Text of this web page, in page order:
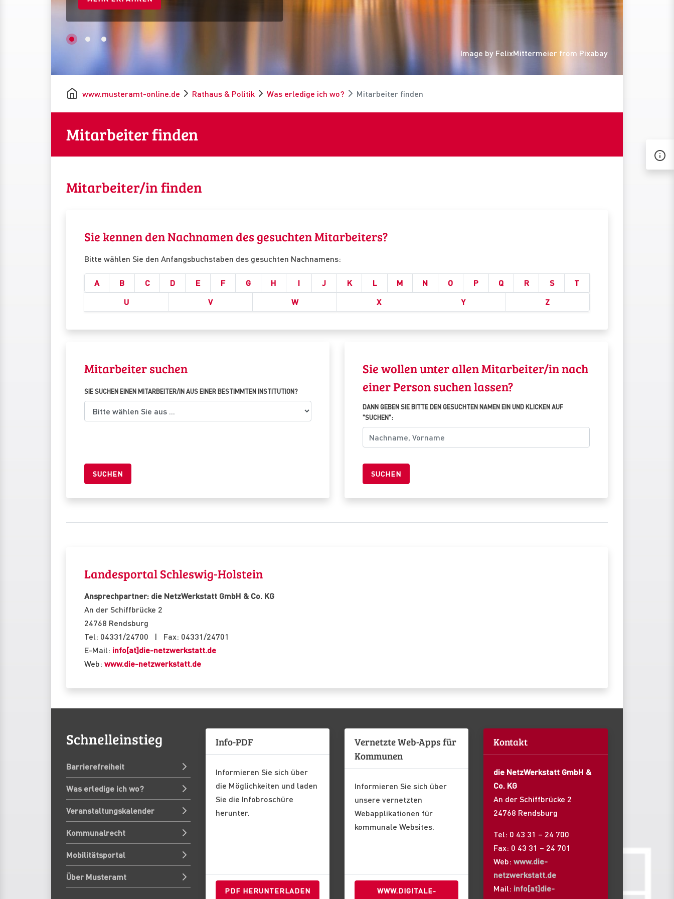
Image by FelixMittermeier from Pixabay
www.musteramt-online.de Rathaus & Politik Was erledige ich wo? Mitarbeiter finden
Mitarbeiter finden
Mitarbeiter/in finden
Sie kennen den Nachnamen des gesuchten Mitarbeiters?
Bitte wählen Sie den Anfangsbuchstaben des gesuchten Nachnamens:
A B C D E F G H I J K L M N O P Q R S
T
U
V W X Y Z
Mitarbeiter suchen
SIE SUCHEN EINEN MITARBEITER/IN AUS EINER BESTIMMTEN INSTITUTION?
Sie wollen unter allen Mitarbeiter/in nach
einer Person suchen lassen?
DANN GEBEN SIE BITTE DEN GESUCHTEN NAMEN EIN UND KLICKEN AUF
"SUCHEN":
Landesportal Schleswig-Holstein
Ansprechpartner: die NetzWerkstatt GmbH & Co. KG
An der Schiffbrücke 2
24768 Rendsburg
Tel: 04331/24700 | Fax: 04331/24701
E-Mail: info[at]die-netzwerkstatt.de
Web: www.die-netzwerkstatt.de
Schnelleinstieg
Barrierefreiheit
Was erledige ich wo?
Veranstaltungskalender
Kommunalrecht
Mobilitätsportal
Über Musteramt
Info-PDF
Informieren Sie sich über
die Möglichkeiten und laden
Sie die Infobroschüre
herunter.
PDF HERUNTERLADEN
Vernetzte Web-Apps für
Kommunen
Informieren Sie sich über
unsere vernetzten
Webapplikationen für
kommunale Websites.
WWW.DIGITALE-
Kontakt
die NetzWerkstatt GmbH &
Co. KG
An der Schiffbrücke 2
24768 Rendsburg
Tel: 0 43 31 – 24 700
Fax: 0 43 31 – 24 701
Web:www.die-
netzwerkstatt.de
Mail: info[at]die-